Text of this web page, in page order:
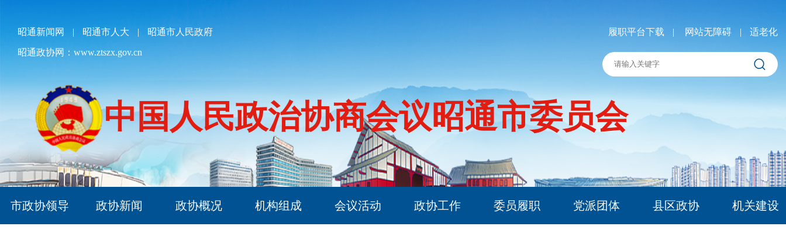
用
作
引
昭通新闻网 | 昭通市人大 | 昭通市人民政府 履职平台下载 | 网站无障碍 | 适老化
昭通政协网：www.ztszx.gov.cn
中国人民政治协商会议昭通市委员会
市政协领导 政协新闻 政协概况 机构组成 会议活动 政协工作 委员履职 党派团体 县区政协 机关建设